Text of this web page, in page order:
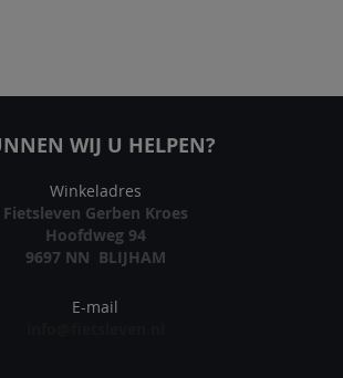
WIJ U HELPEN?
Winkeladres
Fietsleven Gerben Kroes
Hoofdweg 94
9697 NN BLIJHAM
E-mail